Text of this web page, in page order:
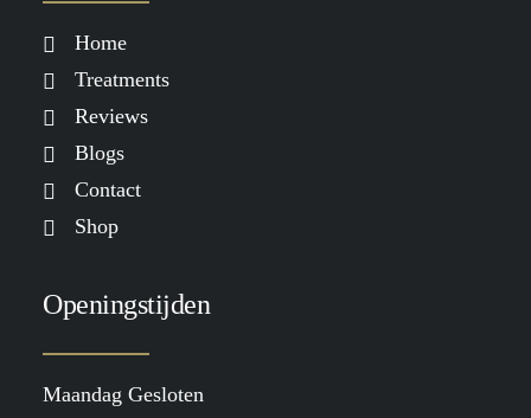
Home
Treatments
Reviews
Blogs
Contact
Shop
Openingstijden
Maandag Gesloten